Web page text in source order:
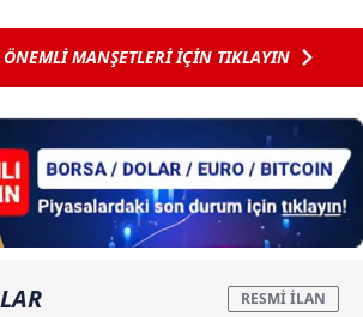
Salah transferi
sonrası
MANŞETLERİ İÇİN TIKLAYIN